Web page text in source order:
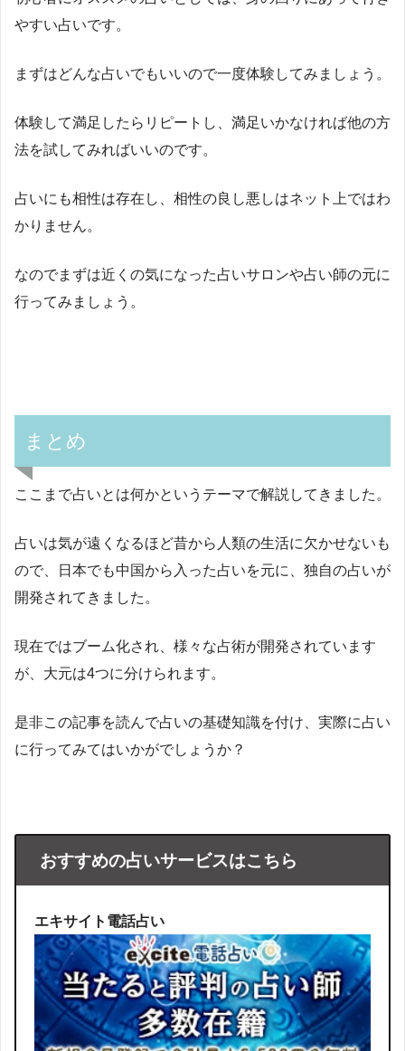
やすい占いです。
まずはどんな占いでもいいので一度体験してみましょう。
体験して満足したらリピートし、満足いかなければ他の方
法を試してみればいいのです。
占いにも相性は存在し、相性の良し悪しはネット上ではわ
かりません。
なのでまずは近くの気になった占いサロンや占い師の元に
行ってみましょう。
まとめ
ここまで占いとは何かというテーマで解説してきました。
占いは気が遠くなるほど昔から人類の生活に欠かせないも
ので、日本でも中国から入った占いを元に、独自の占いが
開発されてきました。
現在ではブーム化され、様々な占術が開発されています
が、大元は4つに分けられます。
是非この記事を読んで占いの基礎知識を付け、実際に占い
に行ってみてはいかがでしょうか？
おすすめの占いサービスはこちら
エキサイト電話占い